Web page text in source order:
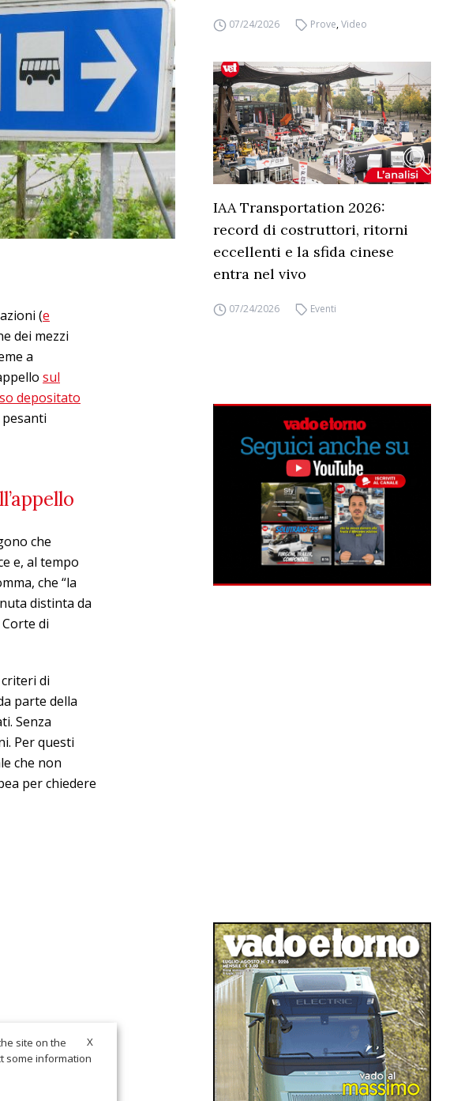
(e
dei mezzi
a
sul
depositato
che
e, al tempo
che “la
distinta da
di
di
parte della
Senza
Per questi
che non
per chiedere
07/24/2026 Prove,Video
IAA Transportation 2026:
record di costruttori, ritorni
eccellenti e la sfida cinese
entra nel vivo
07/24/2026 Eventi
X
site on the
some information